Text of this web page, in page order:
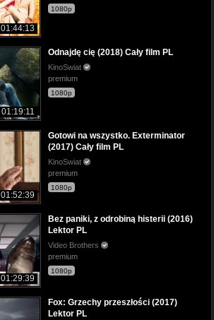
01:44:13
1080p
01:19:11
Odnajdę cię (2018) Cały film PL
KinoSwiat
premium
1080p
01:52:39
Gotowi na wszystko. Exterminator
(2017) Cały film PL
KinoSwiat
premium
1080p
01:29:39
Bez paniki, z odrobiną histerii (2016)
Lektor PL
Video Brothers
premium
1080p
Fox: Grzechy przeszłości (2017)
Lektor PL